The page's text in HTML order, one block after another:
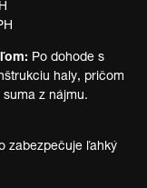
Po dohode s
haly, pričom
z nájmu.
zabezpečuje ľahký